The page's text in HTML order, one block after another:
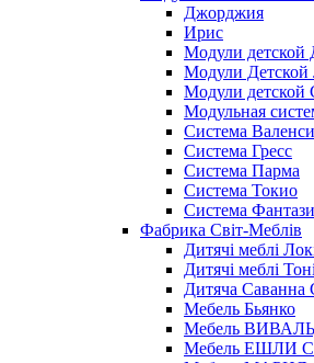
Джорджия
Ирис
Модули детской
Модули Детской
Модули детской
Модульная
Система
Система Гресс
Система Парма
Система Токио
Система
Фабрика Світ-Меблів
Дитячі меблі
Дитячі меблі
Дитяча Саванна
Мебель Бьянко
Мебель
Мебель ЕШЛИ